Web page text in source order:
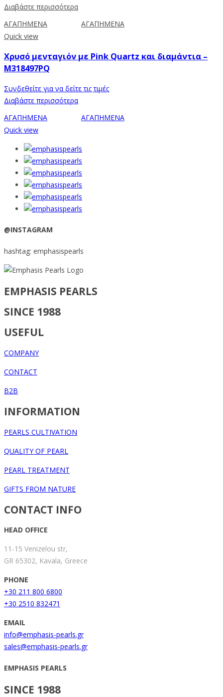
Διαβάστε περισσότερα
ΑΓΑΠΗΜΕΝΑ
ΑΓΑΠΗΜΕΝΑ
Quick view
Χρυσό μενταγιόν με Pink Quartz και διαμάντια –
M318497PQ
Συνδεθείτε για να δείτε τις τιμές
Διαβάστε περισσότερα
ΑΓΑΠΗΜΕΝΑ
ΑΓΑΠΗΜΕΝΑ
Quick view
@INSTAGRAM
hashtag: emphasispearls
EMPHASIS PEARLS
SINCE 1988
USEFUL
COMPANY
CONTACT
B2B
INFORMATION
PEARLS CULTIVATION
QUALITY OF PEARL
PEARL TREATMENT
GIFTS FROM NATURE
CONTACT INFO
HEAD OFFICE
11-15 Venizelou str,
GR 65302, Kavala, Greece
PHONE
+30 211 800 6800
+30 2510 832471
EMAIL
info@emphasis-pearls.gr
sales@emphasis-pearls.gr
EMPHASIS PEARLS
SINCE 1988